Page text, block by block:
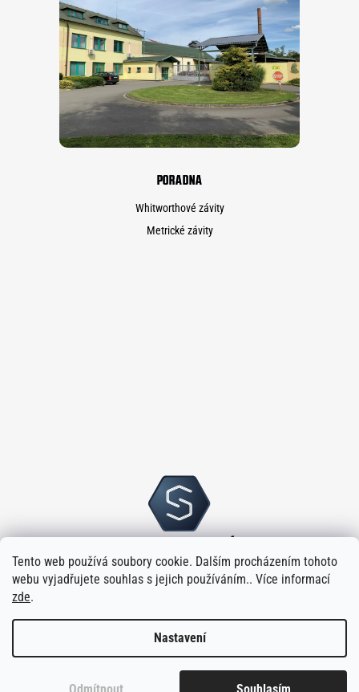
Tento web používá soubory cookie. Dalším procházením tohoto
webu vyjadřujete souhlas s jejich používáním.. Více informací
zde.
Nastavení
PORADNA
Whitworthové závity
Metrické závity